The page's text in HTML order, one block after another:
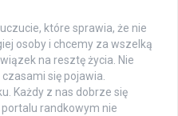
które sprawia, że nie
osoby i chcemy za wszelką
na resztę życia. Nie
się pojawia.
Każdy z nas dobrze się
randkowym nie